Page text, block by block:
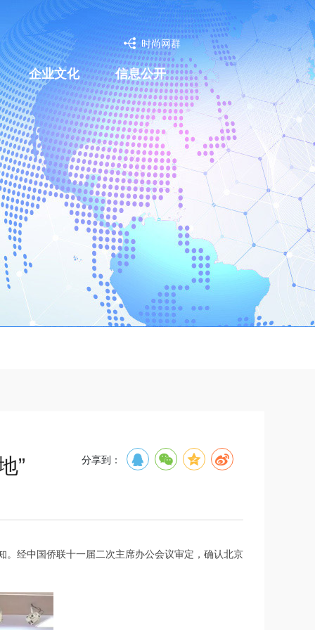
时尚网群
企业文化 信息公开
分享到：
”
经中国侨联十一届二次主席办公会议审定，确认北京